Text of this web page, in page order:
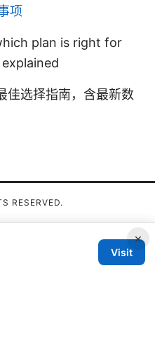
项
plan is right for
佳选择指南，含最新数
×
Visit
RESERVED.